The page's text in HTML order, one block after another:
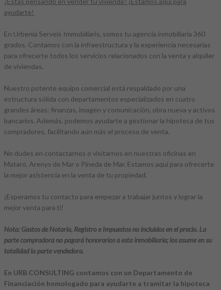
ayudarte!
En Urbenia Serveis Immobiliaris, somos tu agencia inmobiliaria 360
grados. Contamos con la infraestructura y la experiencia necesarias
para ofrecerte todos los servicios relacionados con la venta y alquiler
de viviendas.
Nuestro potente equipo comercial está respaldado por una
estructura sólida con departamentos especializados en cuatro
grandes áreas: finanzas, imagen y comunicación, obra nueva y activos
bancarios. Además, podemos ayudarte a gestionar la hipoteca de tus
compradores, facilitando aún más el proceso de venta.
No dudes en contactarnos o visitarnos en nuestras oficinas en
Mataró, Arenys de Mar o Pineda de Mar. Estamos aquí para ofrecerte
la mejor asistencia en la venta de tu propiedad.
¡Esperamos tu contacto para empezar a trabajar juntos y lograr la
mejor venta para ti!
Nota: Gastos de Notaría, Registro e Impuestos no incluidos en el precio. La
parte compradora no pagará honorarios a esta inmobiliaria; los asume en su
totalidad la parte vendedora.
En URB CONSULTING contamos con un Departamento de
Financiación homologado para ayudarte a tramitar la hipoteca